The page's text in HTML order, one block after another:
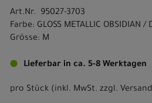
Art.Nr. 95027-3703
Farbe: GLOSS METALLIC OBSIDIAN /
Grösse: M
Lieferbar in ca. 5-8 Werktagen
pro Stück (inkl. MwSt. zzgl.